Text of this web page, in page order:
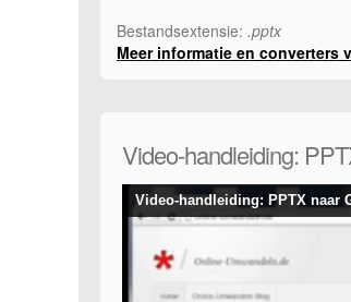
Bestandsextensie: .pptx
Meer informatie en converters
Video-handleiding:
Video-handleiding: PPTX naar